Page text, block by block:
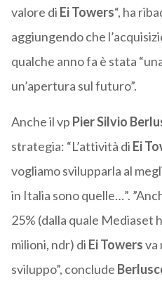
valore di Ei Towers“, ha
aggiungendo che
qualche anno fa è stata
un’apertura sul futuro”.
Anche il vp Pier Silvio
strategia: “L’attività di Ei
vogliamo svilupparla al
in Italia sono quelle…”.
25% (dalla quale Mediaset
milioni, ndr) di Ei Towersva
sviluppo”, conclude